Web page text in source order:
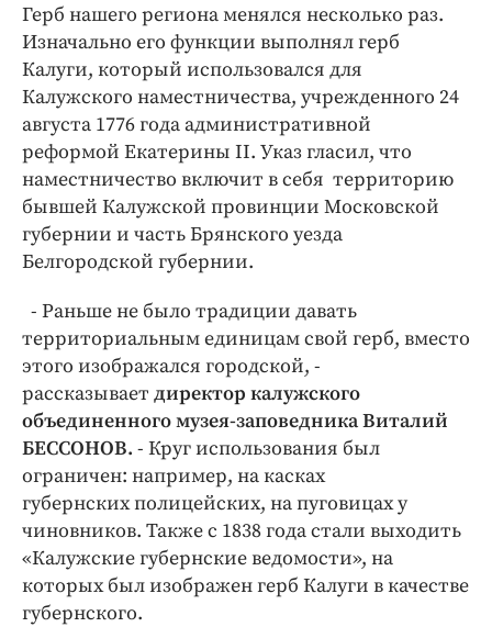
Герб нашего региона менялся несколько раз.
Изначально его функции выполнял герб
Калуги, который использовался для
Калужского наместничества, учрежденного 24
августа 1776 года административной
реформой Екатерины II. Указ гласил, что
наместничество включит в себя территорию
бывшей Калужской провинции Московской
губернии и часть Брянского уезда
Белгородской губернии.
- Раньше не было традиции давать
территориальным единицам свой герб, вместо
этого изображался городской, -
рассказывает директор калужского
объединенного музея-заповедника Виталий
БЕССОНОВ. - Круг использования был
ограничен: например, на касках
губернских полицейских, на пуговицах у
чиновников. Также с 1838 года стали выходить
«Калужские губернские ведомости», на
которых был изображен герб Калуги в качестве
губернского.